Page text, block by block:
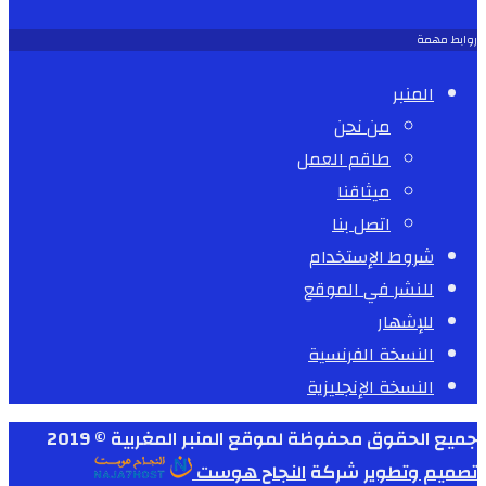
روابط مهمة
المنبر
من نحن
طاقم العمل
ميثاقنا
اتصل بنا
شروط الإستخدام
للنشر في الموقع
للإشهار
النسخة الفرنسية
النسخة الإنجليزية
جميع الحقوق محفوظة لموقع المنبر المغربية © 2019
تصميم وتطويرشركةالنجاح هوست